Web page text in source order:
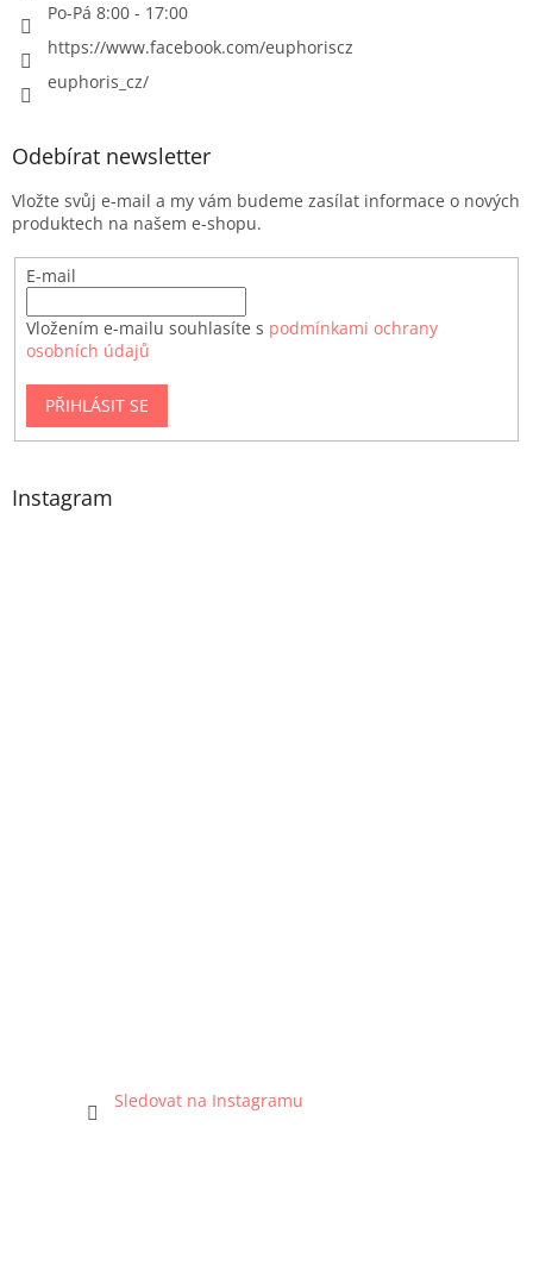
Po-Pá 8:00 - 17:00
https://www.facebook.com/euphoriscz
euphoris_cz/
Odebírat newsletter
Vložte svůj e-mail a my vám budeme zasílat informace o nových
produktech na našem e-shopu.
E-mail
Vložením e-mailu souhlasíte s podmínkami ochrany
osobních údajů
PŘIHLÁSIT SE
Instagram
Sledovat na Instagramu